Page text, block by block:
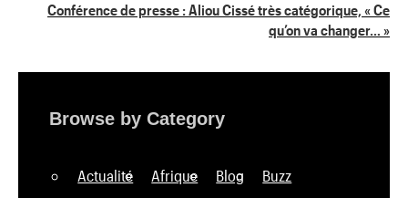
Conférence de presse : Aliou Cissé très catégorique, « Ce
qu’on va changer… »
Browse by Category
Actualité Afrique Blog Buzz